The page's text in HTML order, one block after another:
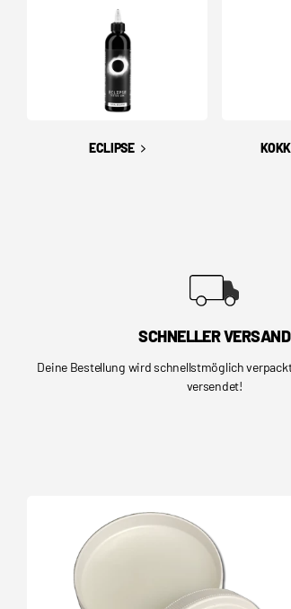
ECLIPSE
SCHNELLER VERSAND
Deine Bestellung wird schnellstmöglich
versendet!